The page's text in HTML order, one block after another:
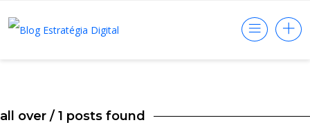
all over / 1 posts found